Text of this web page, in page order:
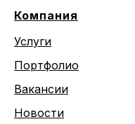
Компания
Услуги
Портфолио
Вакансии
Новости